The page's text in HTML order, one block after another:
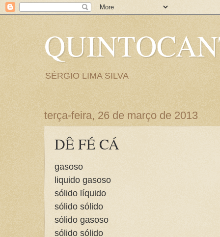
SÉRGIO LIMA SILVA
terça-feira, 26 de março de 2013
DÊ FÉ CÁ
gasoso
liquido gasoso
sólido líquido
sólido sólido
sólido gasoso
sólido sólido